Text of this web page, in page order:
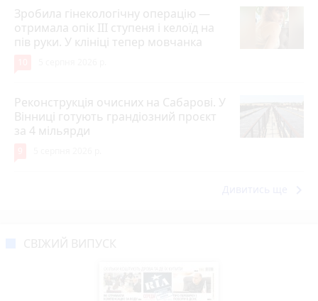
Зробила гінекологічну операцію —
отримала опік ІІІ ступеня і келоїд на
пів руки. У клініці тепер мовчанка
Реконструкція очисних на Сабарові. У
Вінниці готують грандіозний проєкт
за 4 мільярди